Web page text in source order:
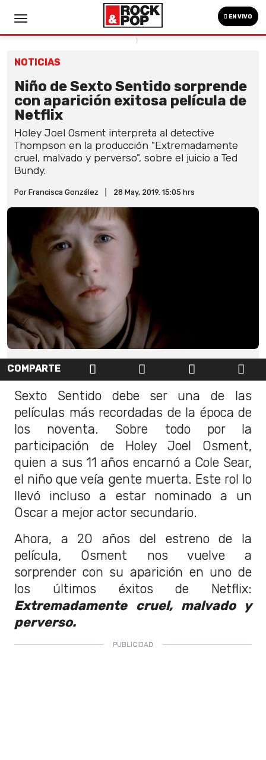
EN VIVO
NOTICIAS
Niño de Sexto Sentido sorprende
con aparición exitosa película de
Netflix
Holey Joel Osment interpreta al detective
Thompson en la producción "Extremadamente
cruel, malvado y perverso", sobre el juicio a Ted
Bundy.
Por Francisca González 28 May, 2019. 15:05 hrs
COMPARTE
Sexto Sentido debe ser una de las
películas más recordadas de la época de
los noventa. Sobre todo por la
participación de Holey Joel Osment,
quien a sus 11 años encarnó a Cole Sear,
el niño que veía gente muerta. Este rol lo
llevó incluso a estar nominado a un
Oscar a mejor actor secundario.
Ahora, a 20 años del estreno de la
película, Osment nos vuelve a
sorprender con su aparición en uno de
los últimos éxitos de Netflix:
Extremadamente cruel, malvado y
perverso.